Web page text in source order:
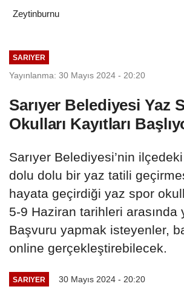
Zeytinburnu
SARIYER
Yayınlanma: 30 Mayıs 2024 - 20:20
Sarıyer Belediyesi Yaz
Okulları Kayıtları
Sarıyer Belediyesi’nin
dolu dolu bir yaz tatili
hayata geçirdiği yaz spor
5-9 Haziran tarihleri arasında
Başvuru yapmak isteyenler,
online gerçekleştirebilecek.
SARIYER 30 Mayıs 2024 - 20:20